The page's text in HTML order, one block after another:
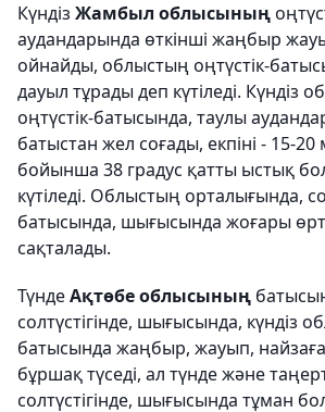
Күндіз Жамбыл облысының
аудандарында өткінші жаңбыр
ойнайды, облыстың оңтүстік-
дауыл тұрады деп күтіледі. Күндіз
оңтүстік-батысында, таулы
батыстан жел соғады, екпіні - 15-
бойынша 38 градус қатты ыстық
күтіледі. Облыстың орталығында,
батысында, шығысында жоғары өрт
сақталады.
ТүндеАқтөбе облысының
солтүстігінде, шығысында, күндіз
батысында жаңбыр, жауып,
бұршақ түседі, ал түнде және
солтүстігінде, шығысында тұман